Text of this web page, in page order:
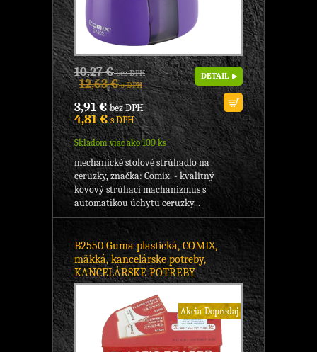
10,27 €bez DPH
12,63 €s DPH
3,91 €bez DPH
4,81 €s DPH
Skladom viac ako 100 ks
DETAIL
mechanické stolové strúhadlo na
ceruzky, značka: Comix. - kvalitný
kovový strúhací machanizmus s
automatikou úchytu ceruzky...
B2550 Guma plastická, COMIX,
mäkká, kancelárske potreby,
KANCELÁRSKE POTREBY
Akcia-Dopredaj